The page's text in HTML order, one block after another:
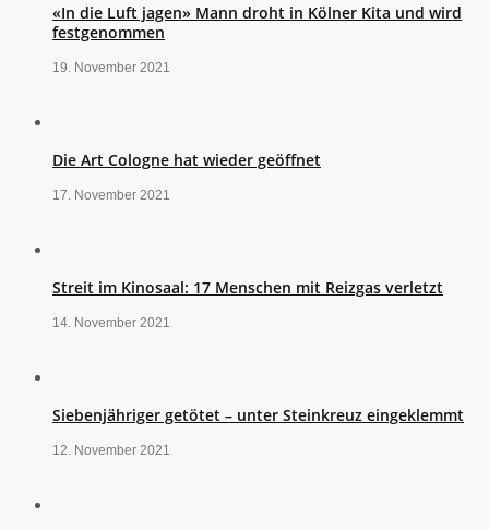
«In die Luft jagen» Mann droht in Kölner Kita und wird
festgenommen
19. November 2021
Die Art Cologne hat wieder geöffnet
17. November 2021
Streit im Kinosaal: 17 Menschen mit Reizgas verletzt
14. November 2021
Siebenjähriger getötet – unter Steinkreuz eingeklemmt
12. November 2021